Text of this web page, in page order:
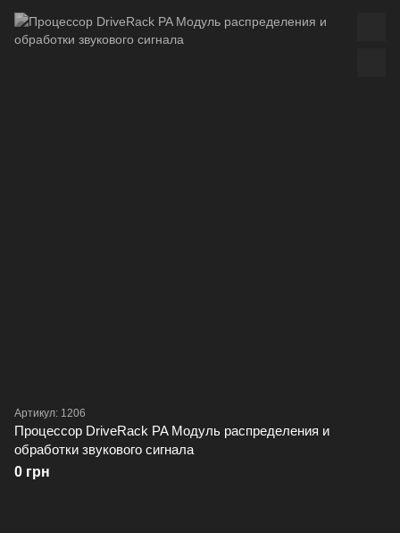
Артикул: 1206
Процессор DriveRack PA Модуль распределения и
обработки звукового сигнала
0 грн